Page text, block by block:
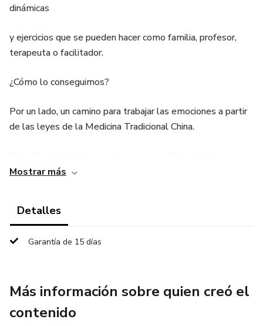
dinámicas
y ejercicios que se pueden hacer como familia, profesor,
terapeuta o facilitador.
¿Cómo lo conseguimos?
Por un lado, un camino para trabajar las emociones a partir
de las leyes de la Medicina Tradicional China.
educativa.
estimulación cognitiva. Son
un conjunto de técnicas y actividades
Mostrar más
Detalles
Garantía de 15 días
Más información sobre quien creó el
contenido